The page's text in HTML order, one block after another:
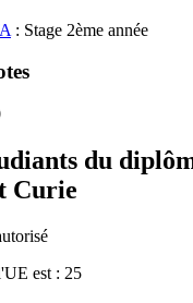
: Stage 2ème année
du
Curie
est : 25